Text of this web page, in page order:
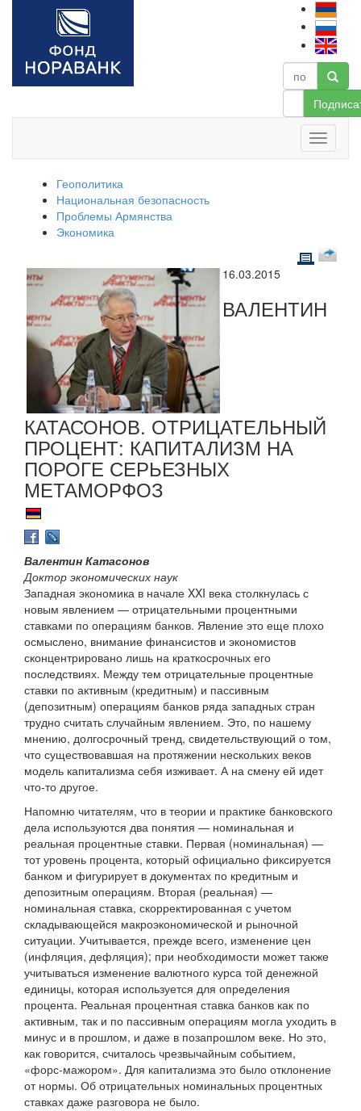
Геополитика
Национальная безопасность
Проблемы Армянства
Экономика
16.03.2015
ВАЛЕНТИН
КАТАСОНОВ. ОТРИЦАТЕЛЬНЫЙ
ПРОЦЕНТ: КАПИТАЛИЗМ НА
ПОРОГЕ СЕРЬЕЗНЫХ
МЕТАМОРФОЗ
Валентин Катасонов
Доктор экономических наук
Западная экономика в начале XXI века столкнулась с
новым явлением — отрицательными процентными
ставками по операциям банков. Явление это еще плохо
осмыслено, внимание финансистов и экономистов
сконцентрировано лишь на краткосрочных его
последствиях. Между тем отрицательные процентные
ставки по активным (кредитным) и пассивным
(депозитным) операциям банков ряда западных стран
трудно считать случайным явлением. Это, по нашему
мнению, долгосрочный тренд, свидетельствующий о том,
что существовавшая на протяжении нескольких веков
модель капитализма себя изживает. А на смену ей идет
что-то другое.
Напомню читателям, что в теории и практике банковского
дела используются два понятия — номинальная и
реальная процентные ставки. Первая (номинальная) —
тот уровень процента, который официально фиксируется
банком и фигурирует в документах по кредитным и
депозитным операциям. Вторая (реальная) —
номинальная ставка, скорректированная с учетом
складывающейся макроэкономической и рыночной
ситуации. Учитывается, прежде всего, изменение цен
(инфляция, дефляция); при необходимости может также
учитываться изменение валютного курса той денежной
единицы, которая используется для определения
процента. Реальная процентная ставка банков как по
активным, так и по пассивным операциям могла уходить в
минус и в прошлом, и даже в позапрошлом веке. Но это,
как говорится, считалось чрезвычайным событием,
«форс-мажором». Для капитализма это было отклонение
от нормы. Об отрицательных номинальных процентных
ставках даже разговора не было.